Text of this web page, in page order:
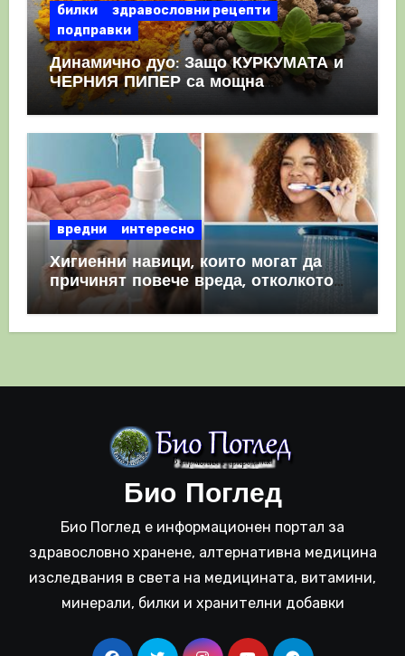
билки
здравословни рецепти
подправки
Динамично дуо: Защо КУРКУМАТА и
ЧЕРНИЯ ПИПЕР са мощна
комбинация
вредни интересно
Хигиенни навици, които могат да
причинят повече вреда, отколкото
полза
Био Поглед
Био Поглед е информационен портал за
здравословно хранене, алтернативна медицина
изследвания в света на медицината, витамини,
минерали, билки и хранителни добавки